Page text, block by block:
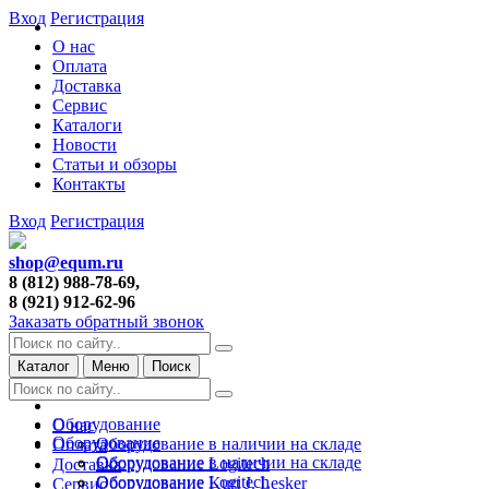
О нас
Оплата
Доставка
Сервис
Каталоги
Новости
Статьи и обзоры
Контакты
Вход Регистрация
Вход Регистрация
shop@equm.ru
8 (812) 988-78-69,
8 (921) 912-62-96
Заказать обратный звонок
Каталог Меню Поиск
О нас
Оплата
Доставка
Сервис
Оборудование
Оборудование в наличии на складе
Оборудование Logitech
Оборудование Kurt J. Lesker
Оборудование
Оборудование в наличии на складе
Оборудование Logitech